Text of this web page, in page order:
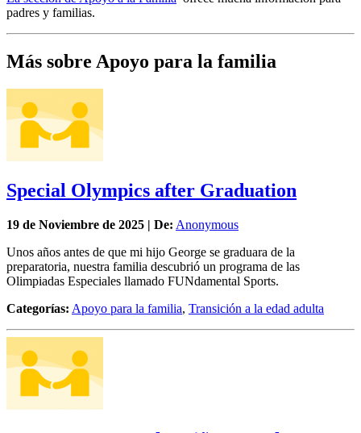
padres y familias.
Más sobre Apoyo para la familia
Special Olympics after Graduation
19 de Noviembre de 2025 | De: Anonymous
Unos años antes de que mi hijo George se graduara de la
preparatoria, nuestra familia descubrió un programa de las
Olimpiadas Especiales llamado FUNdamental Sports.
Categorías: Apoyo para la familia, Transición a la edad adulta